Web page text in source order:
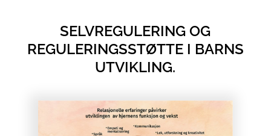
SELVREGULERING OG
REGULERINGSSTØTTE I BARNS
UTVIKLING.